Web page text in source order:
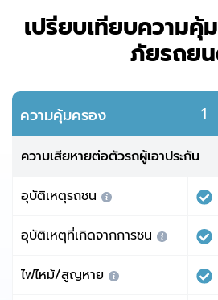
เปรียบเทียบความคุ้
ภัยรถย
ความคุ้มครอง 1
ความเสียหายต่อตัวรถผู้เอาประกัน
อุบัติเหตุรถชน
อุบัติเหตุที่เกิดจากการชน
ไฟไหม้/สูญหาย